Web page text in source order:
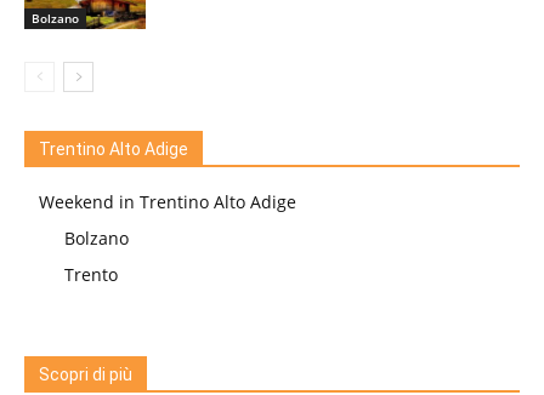
Bolzano
Trentino Alto Adige
Weekend in Trentino Alto Adige
Bolzano
Trento
Scopri di più